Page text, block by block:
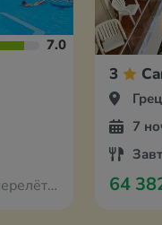
7.0
Ганновера
3
7
64